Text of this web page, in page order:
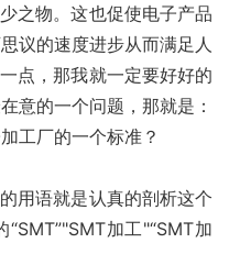
之物。这也促使电子产品
议的速度进步从而满足人
点，那我就一定要好好的
意的一个问题，那就是：
工厂的一个标准？
用语就是认真的剖析这个
加工"“SMT加